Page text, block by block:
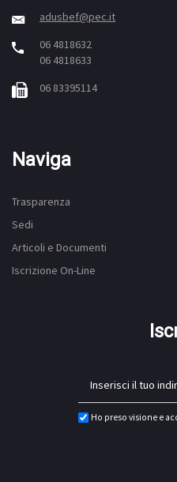
adusbef@pec.it
06 4818632
06 4818633
06 83395114
Naviga
Trasparenza
Sedi
Articoli e Documenti
Iscrizione On-Line
Ho preso visione e